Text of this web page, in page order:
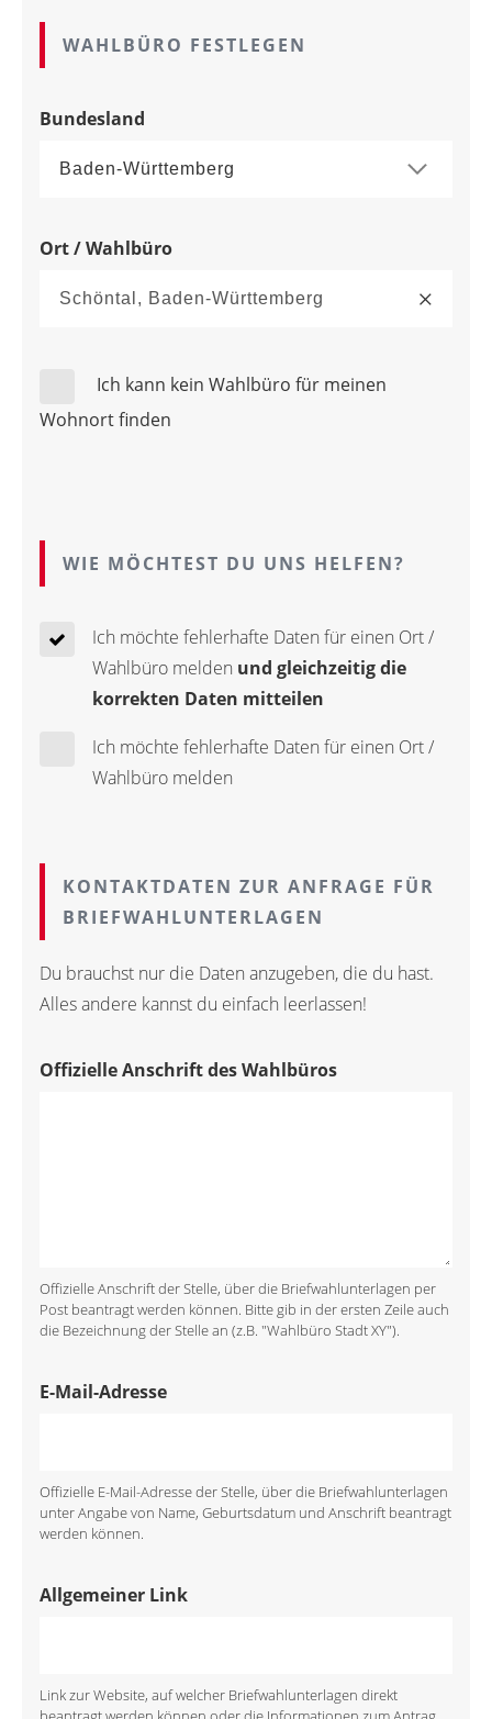
WAHLBÜRO FESTLEGEN
Bundesland
Ort / Wahlbüro
Ich kann kein Wahlbüro für meinen
Wohnort finden
WIE MÖCHTEST DU UNS HELFEN?
Ich möchte fehlerhafte Daten für einen Ort /
Wahlbüro melden und gleichzeitig die
korrekten Daten mitteilen
Ich möchte fehlerhafte Daten für einen Ort /
Wahlbüro melden
KONTAKTDATEN ZUR ANFRAGE FÜR
BRIEFWAHLUNTERLAGEN
Du brauchst nur die Daten anzugeben, die du hast.
Alles andere kannst du einfach leerlassen!
Offizielle Anschrift des Wahlbüros
Offizielle Anschrift der Stelle, über die Briefwahlunterlagen per
Post beantragt werden können. Bitte gib in der ersten Zeile auch
die Bezeichnung der Stelle an (z.B. "Wahlbüro Stadt XY").
E-Mail-Adresse
Offizielle E-Mail-Adresse der Stelle, über die Briefwahlunterlagen
unter Angabe von Name, Geburtsdatum und Anschrift beantragt
werden können.
Allgemeiner Link
Link zur Website, auf welcher Briefwahlunterlagen direkt